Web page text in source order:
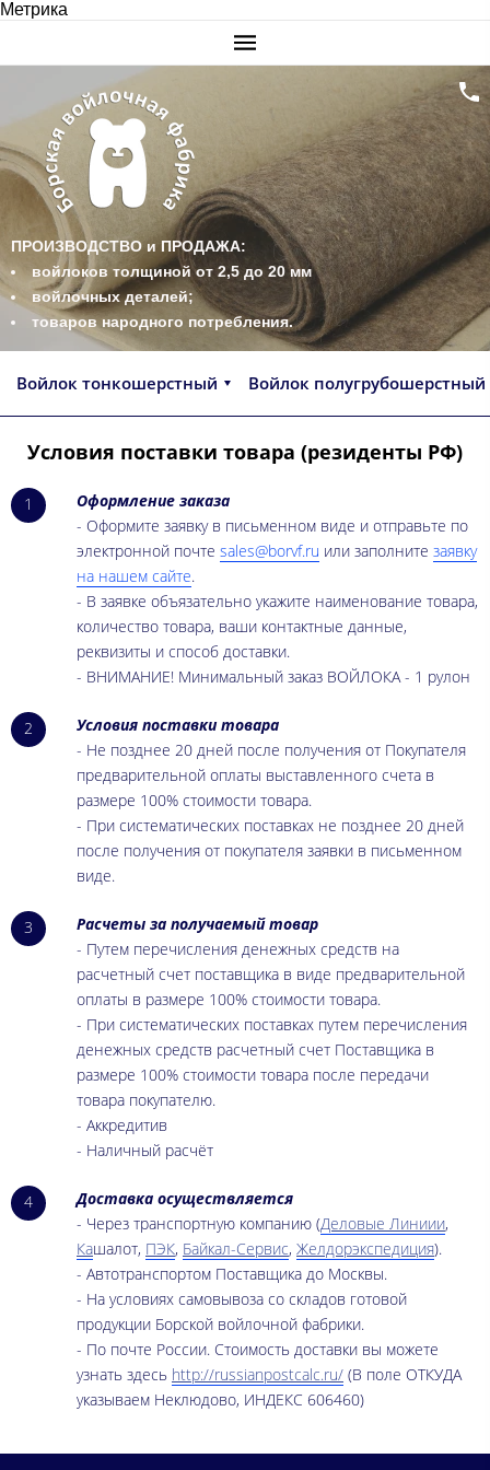
Метрика
ПРОИЗВОДСТВО и ПРОДАЖА:
войлоков толщиной от 2,5 до 20 мм
войлочных деталей;
товаров народного потребления.
Войлок тонкошерстный Войлок полугрубошерстный
Условия поставки товара (резиденты РФ)
1
Оформление заказа
- Оформите заявку в письменном виде и отправьте по
электронной почте sales@borvf.ru или заполните заявку
на нашем сайте.
- В заявке объязательно укажите наименование товара,
количество товара, ваши контактные данные,
реквизиты и способ доставки.
- ВНИМАНИЕ! Минимальный заказ ВОЙЛОКА - 1 рулон
2
Условия поставки товара
- Не позднее 20 дней после получения от Покупателя
предварительной оплаты выставленного счета в
размере 100% стоимости товара.
- При систематических поставках не позднее 20 дней
после получения от покупателя заявки в письменном
виде.
3
Расчеты за получаемый товар
- Путем перечисления денежных средств на
расчетный счет поставщика в виде предварительной
оплаты в размере 100% стоимости товара.
- При систематических поставках путем перечисления
денежных средств расчетный счет Поставщика в
размере 100% стоимости товара после передачи
товара покупателю.
- Аккредитив
- Наличный расчёт
4
Доставка осуществляется
- Через транспортную компанию (Деловые Линиии,
Кашалот, ПЭК, Байкал-Сервис, Желдорэкспедиция).
- Автотранспортом Поставщика до Москвы.
- На условиях самовывоза со складов готовой
продукции Борской войлочной фабрики.
- По почте России. Стоимость доставки вы можете
узнать здесь http://russianpostcalc.ru/ (В поле ОТКУДА
указываем Неклюдово, ИНДЕКС 606460)